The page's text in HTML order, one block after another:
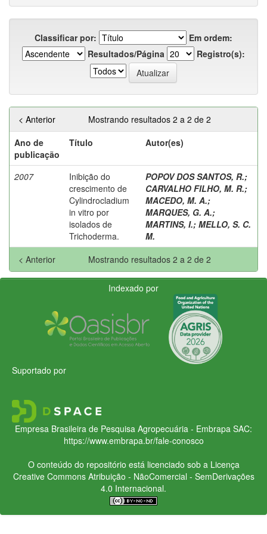
Classificar por:
Em ordem:
Resultados/Página
Registro(s):
Mostrando resultados 2 a 2 de 2
< Anterior
Ano de
publicação
Título Autor(es)
2007
Inibição do
crescimento de
Cylindrocladium
in vitro por
isolados de
Trichoderma.
POPOV DOS SANTOS, R.;
CARVALHO FILHO, M. R.;
MACEDO, M. A.;
MARQUES, G. A.;
MARTINS, I.; MELLO, S. C.
M.
Mostrando resultados 2 a 2 de 2
< Anterior
Indexado por
Suportado por
Empresa Brasileira de Pesquisa Agropecuária - Embrapa SAC:
https://www.embrapa.br/fale-conosco
O conteúdo do repositório está licenciado sob a Licença
Creative CommonsAtribuição - NãoComercial - SemDerivações
4.0 Internacional.